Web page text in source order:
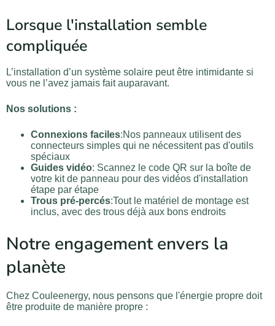
Lorsque l'installation semble
compliquée
L’installation d’un système solaire peut être intimidante si
vous ne l’avez jamais fait auparavant.
Nos solutions :
Connexions faciles:Nos panneaux utilisent des
connecteurs simples qui ne nécessitent pas d'outils
spéciaux
Guides vidéo: Scannez le code QR sur la boîte de
votre kit de panneau pour des vidéos d'installation
étape par étape
Trous pré-percés:Tout le matériel de montage est
inclus, avec des trous déjà aux bons endroits
Notre engagement envers la
planète
Chez Couleenergy, nous pensons que l'énergie propre doit
être produite de manière propre :